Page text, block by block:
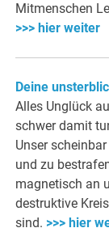
Mitmenschen
>>> hier weiter
Deine
Alles Unglück
schwer damit
Unser
und zu
magnetisch an
destruktive
sind. >>> hier